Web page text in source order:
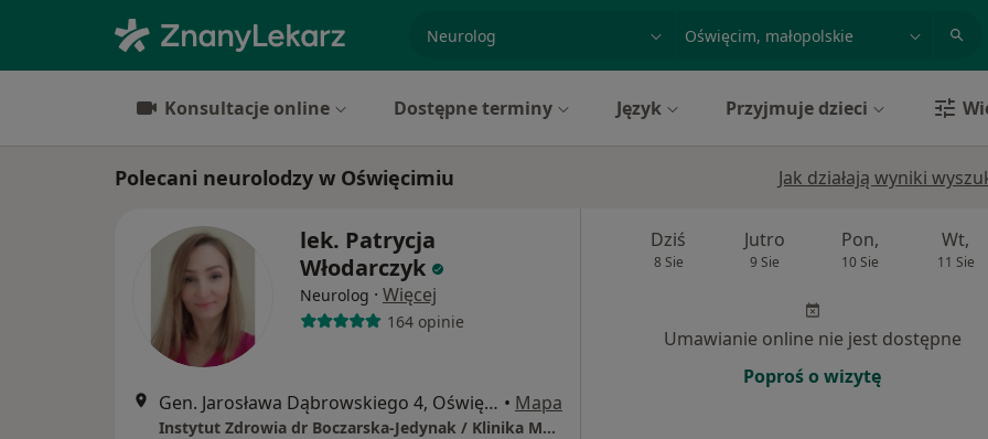
specjalizacja, badanie lub nazwiskomiasto lub dzielnica
Konsultacje online Dostępne terminy Język Przyjmuje dzieci
Polecani neurolodzy w Oświęcimiu Jak działają wyniki
lek. Patrycja
Włodarczyk
Neurolog · Więcej
164 opinie
Gen. Jarosława Dąbrowskiego 4, Oświęcim • Mapa
Instytut Zdrowia dr Boczarska-Jedynak / Klinika Medycyny Estetycznej i Przeciwstarzeniowej
Dziś
8 Sie
Jutro
9 Sie
Pon,
10 Sie
Wt,
11 Sie
Umawianie online nie jest dostępne
Poproś o wizytę